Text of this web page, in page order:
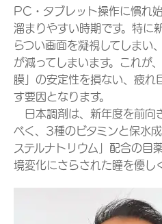
PC・タブレット操作に慣れ
溜まりやすい時期です。特に
らつい画面を凝視してしまい
が減ってしまいます。これが
膜」の安定性を損ない、疲れ
す要因となります。
日本調剤は、新年度を前向
べく、3種のビタミンと保水
ステルナトリウム」配合の目
境変化にさらされた瞳を優し